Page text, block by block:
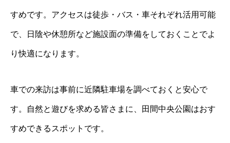
すめです。アクセスは徒歩・バス・車それぞれ活用可能
で、日陰や休憩所など施設面の準備をしておくことでよ
り快適になります。
車での来訪は事前に近隣駐車場を調べておくと安心で
す。自然と遊びを求める皆さまに、田間中央公園はおす
すめできるスポットです。